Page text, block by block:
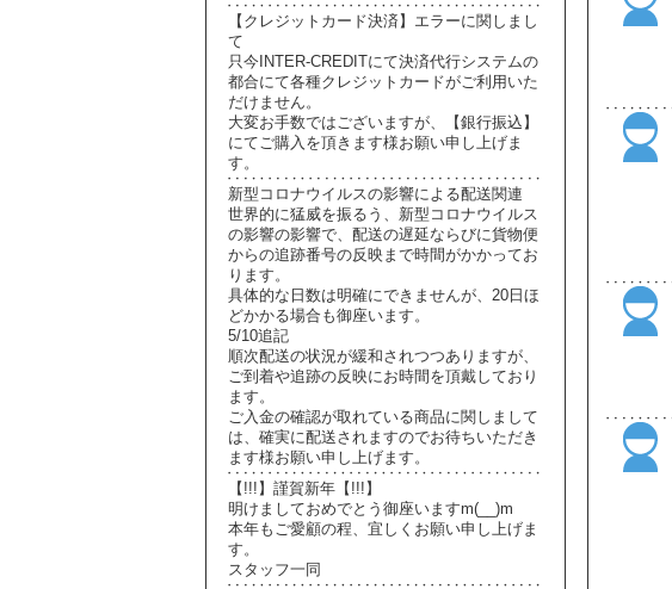
【クレジットカード決済】エラーに関しまし
て
只今INTER-CREDITにて決済代行システムの
都合にて各種クレジットカードがご利用いた
だけません。
大変お手数ではございますが、【銀行振込】
にてご購入を頂きます様お願い申し上げま
す。
新型コロナウイルスの影響による配送関連
世界的に猛威を振るう、新型コロナウイルス
の影響の影響で、配送の遅延ならびに貨物便
からの追跡番号の反映まで時間がかかってお
ります。
具体的な日数は明確にできませんが、20日ほ
どかかる場合も御座います。
5/10追記
順次配送の状況が緩和されつつありますが、
ご到着や追跡の反映にお時間を頂戴しており
ます。
ご入金の確認が取れている商品に関しまして
は、確実に配送されますのでお待ちいただき
ます様お願い申し上げます。
【!!!】謹賀新年【!!!】
明けましておめでとう御座いますm(__)m
本年もご愛顧の程、宜しくお願い申し上げま
す。
スタッフ一同